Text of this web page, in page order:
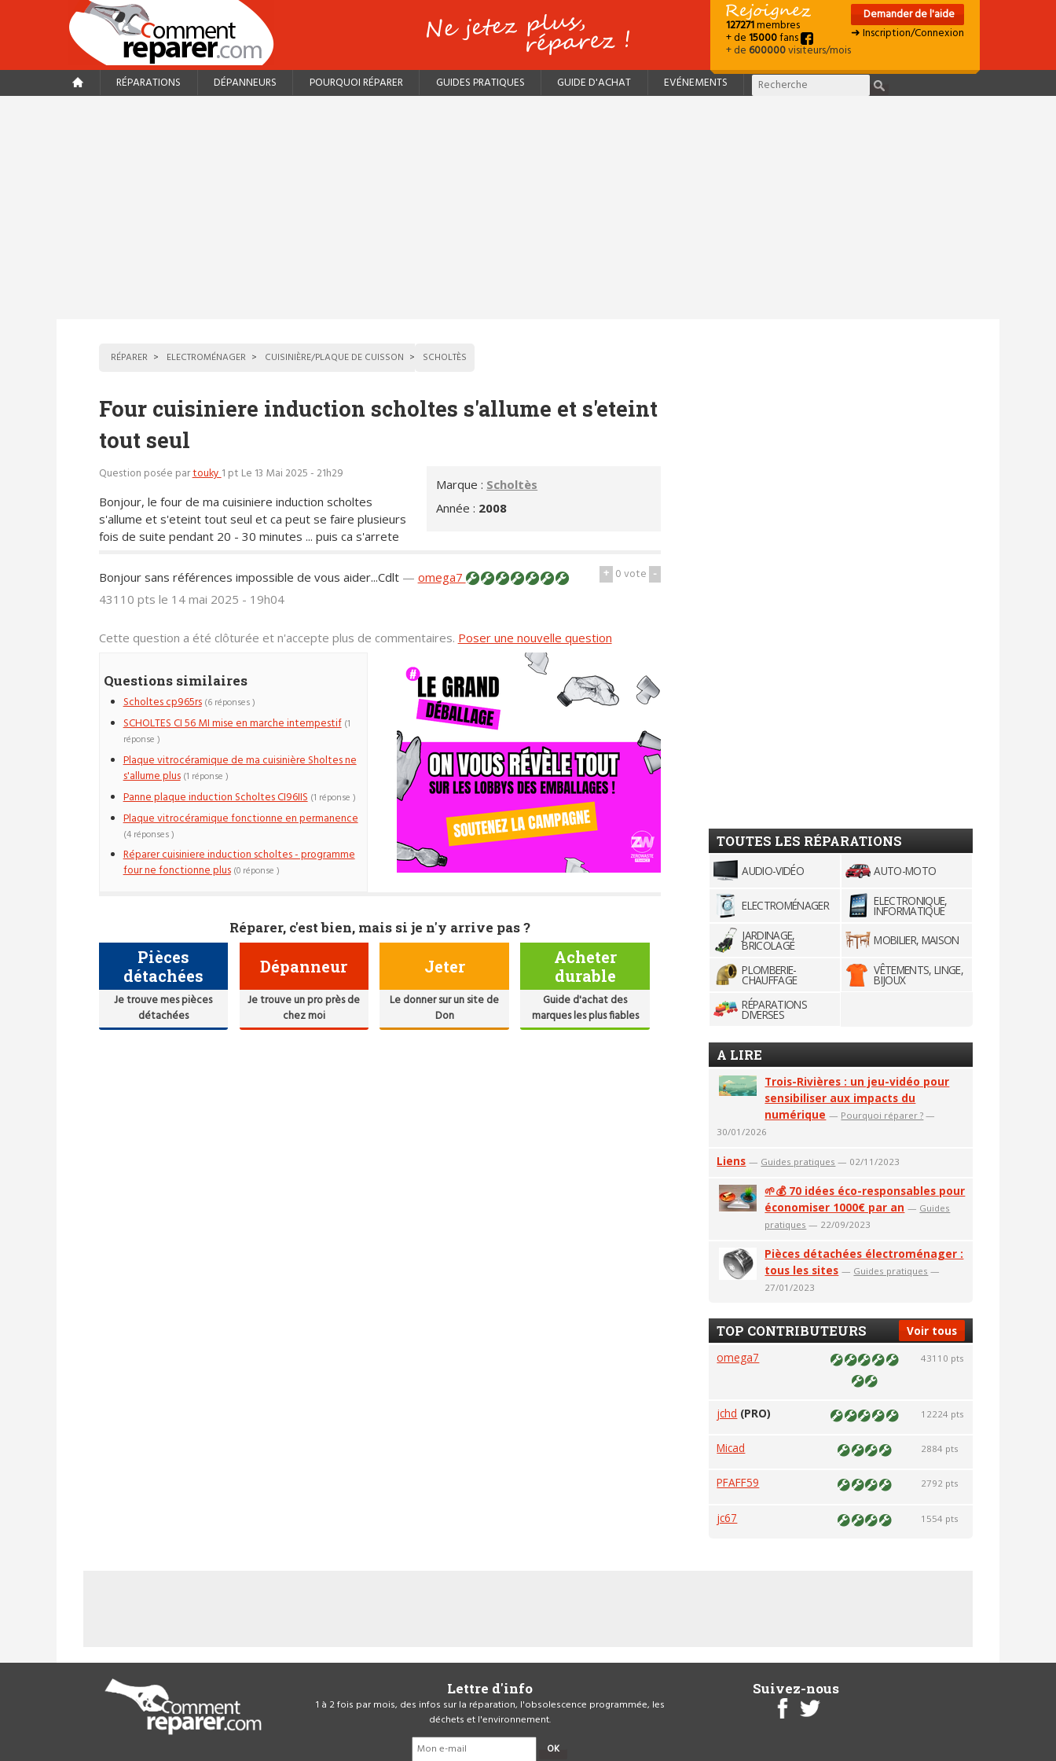
127271membres
+ de15000fans
+ de600000visiteurs/mois
Demander de l'aide
➜ Inscription/Connexion
RÉPARATIONS DÉPANNEURS POURQUOI RÉPARER GUIDES PRATIQUES GUIDE D'ACHAT EVÉNEMENTS
RÉPARER ELECTROMÉNAGER CUISINIÈRE/PLAQUE DE CUISSON SCHOLTÈS
Four cuisiniere induction scholtes s'allume et s'eteint
tout seul
Marque : Scholtès
Année : 2008
Question posée partouky1 pt Le 13 Mai 2025 - 21h29
Bonjour, le four de ma cuisiniere induction scholtes
s'allume et s'eteint tout seul et ca peut se faire plusieurs
fois de suite pendant 20 - 30 minutes ... puis ca s'arrete
+ 0vote -
Bonjour sans références impossible de vous aider...Cdlt — omega7
43110 pts le 14 mai 2025 - 19h04
Cette question a été clôturée et n'accepte plus de commentaires. Poser une nouvelle question
Questions similaires
Scholtes cp965rs (6 réponses )
SCHOLTES CI 56 MI mise en marche intempestif (1
réponse )
Plaque vitrocéramique de ma cuisinière Sholtes ne
s'allume plus (1 réponse )
Panne plaque induction Scholtes CI96IIS (1 réponse )
Plaque vitrocéramique fonctionne en permanence
(4 réponses )
Réparer cuisiniere induction scholtes - programme
four ne fonctionne plus (0 réponse )
Réparer, c'est bien, mais si je n'y arrive pas ?
Pièces
détachées
Je trouve mes pièces
détachées
Dépanneur
Je trouve un pro près de
chez moi
Jeter
Le donner sur un site de
Don
Acheter
durable
Guide d'achat des
marques les plus fiables
TOUTES LES RÉPARATIONS
AUDIO-VIDÉO AUTO-MOTO
ELECTROMÉNAGER ELECTRONIQUE,
INFORMATIQUE
JARDINAGE,
BRICOLAGE
MOBILIER, MAISON
PLOMBERIE-
CHAUFFAGE
VÊTEMENTS, LINGE,
BIJOUX
RÉPARATIONS
DIVERSES
A LIRE
Trois-Rivières : un jeu-vidéo pour
sensibiliser aux impacts du
numérique — Pourquoi réparer ? —
30/01/2026
Liens — Guides pratiques — 02/11/2023
🌱💰 70 idées éco-responsables pour
économiser 1000€ par an — Guides
pratiques — 22/09/2023
Pièces détachées électroménager :
tous les sites — Guides pratiques —
27/01/2023
Voir tous
TOP CONTRIBUTEURS
omega7 43110 pts
jchd (PRO) 12224 pts
Micad 2884 pts
PFAFF59 2792 pts
jc67 1554 pts
Lettre d'info
1 à 2 fois par mois, des infos sur la réparation, l'obsolescence programmée, les
déchets et l'environnement.
OK
Suivez-nous